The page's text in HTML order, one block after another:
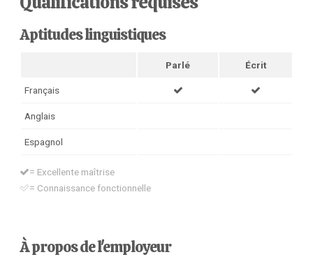
Aptitudes linguistiques
Parlé Écrit
Français
Anglais
Espagnol
= Excellente maîtrise
= Connaissance fonctionnelle
À propos de l'employeur